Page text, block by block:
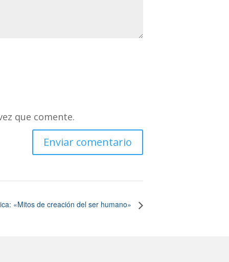
que comente.
«Mitos de creación del ser humano»